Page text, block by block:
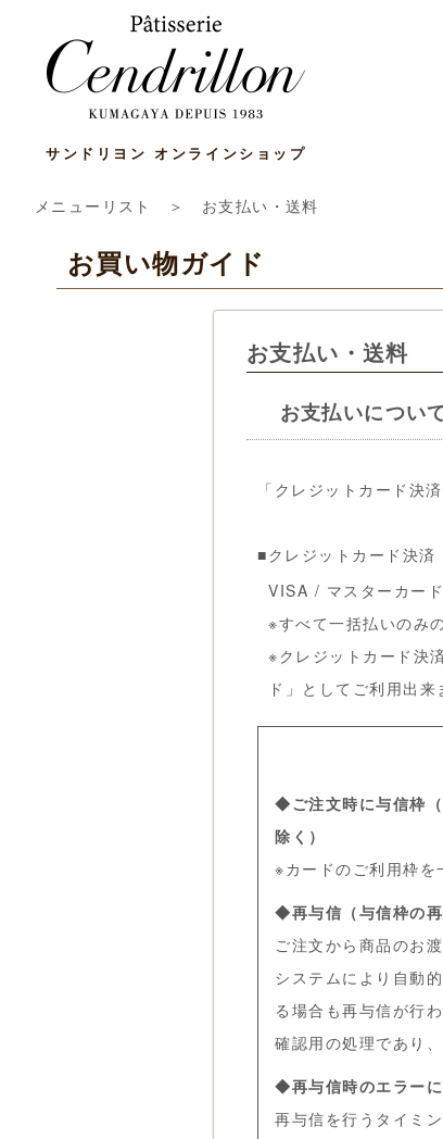
サンドリヨン オンラインショップ
メニューリスト ＞ お支払い・送料
お買い物ガイド
お支払い・送料
お支払いについ
「クレジットカード決
■クレジットカード決済
VISA / マスターカー
※すべて一括払いのみ
※クレジットカード決
ド」としてご利用出来
◆ご注文時に与信枠
除く）
※カードのご利用枠を
◆再与信（与信枠の
ご注文から商品のお
システムにより自動
る場合も再与信が行
確認用の処理であり
◆再与信時のエラー
再与信を行うタイミ